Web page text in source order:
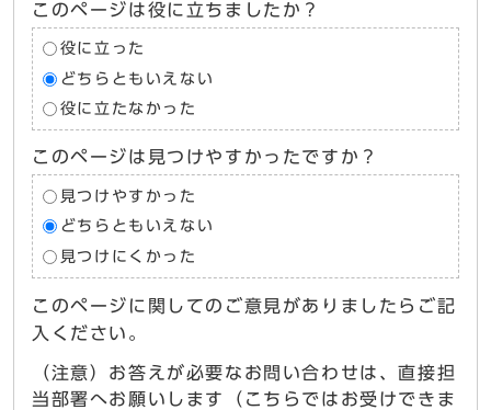
このページは役に立ちましたか？
役に立った
どちらともいえない
役に立たなかった
このページは見つけやすかったですか？
見つけやすかった
どちらともいえない
見つけにくかった
このページに関してのご意見がありましたらご記
入ください。
（注意）お答えが必要なお問い合わせは、直接担
当部署へお願いします（こちらではお受けできま